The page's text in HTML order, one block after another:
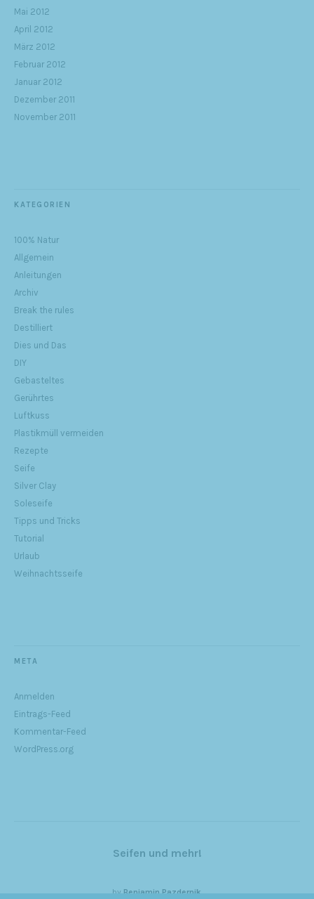
Mai 2012
April 2012
März 2012
Februar 2012
Januar 2012
Dezember 2011
November 2011
KATEGORIEN
100% Natur
Allgemein
Anleitungen
Archiv
Break the rules
Destilliert
Dies und Das
DIY
Gebasteltes
Gerührtes
Luftkuss
Plastikmüll vermeiden
Rezepte
Seife
Silver Clay
Soleseife
Tipps und Tricks
Tutorial
Urlaub
Weihnachtsseife
META
Anmelden
Eintrags-Feed
Kommentar-Feed
WordPress.org
Seifen und mehr!
byBenjamin Pazdernik